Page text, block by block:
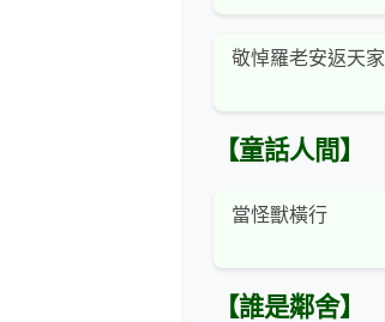
敬悼羅老安返天家
【童話人間】
當怪獸橫行
【誰是鄰舍】